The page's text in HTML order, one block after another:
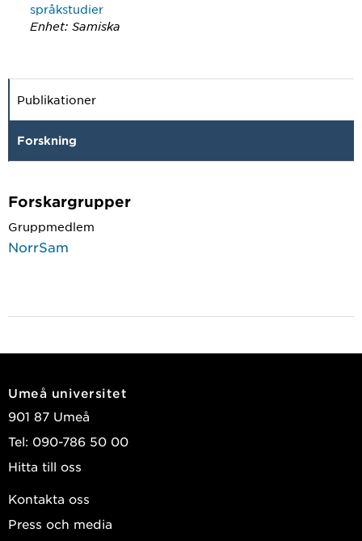
språkstudier
Enhet: Samiska
Publikationer
Forskning
Forskargrupper
Gruppmedlem
NorrSam
Umeå universitet
901 87 Umeå
Tel: 090-786 50 00
Hitta till oss
Kontakta oss
Press och media